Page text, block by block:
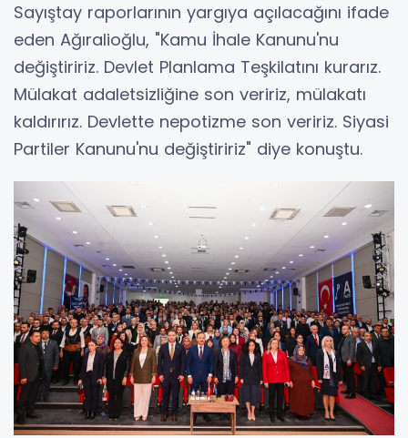
Sayıştay raporlarının yargıya açılacağını ifade
eden Ağıralioğlu, "Kamu İhale Kanunu'nu
değiştiririz. Devlet Planlama Teşkilatını kurarız.
Mülakat adaletsizliğine son veririz, mülakatı
kaldırırız. Devlette nepotizme son veririz. Siyasi
Partiler Kanunu'nu değiştiririz" diye konuştu.